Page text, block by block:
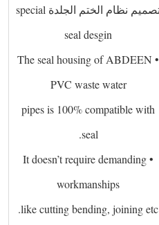
تصميم نظام الختم الجلدة special
seal desgin
• The seal housing of ABDEEN
PVC waste water
pipes is 100% compatible with
seal.
• It doesn’t require demanding
workmanships
like cutting bending, joining etc.